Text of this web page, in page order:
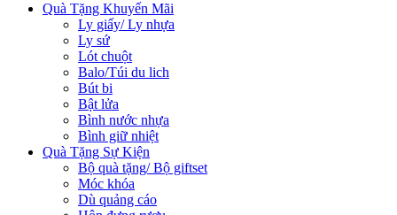
Quà Tặng Khuyến Mãi
Ly giấy/ Ly nhựa
Ly sứ
Lót chuột
Balo/Túi du lich
Bút bi
Bật lửa
Bình nước nhựa
Bình giữ nhiệt
Quà Tặng Sự Kiện
Bộ quà tặng/ Bộ giftset
Móc khóa
Dù quảng cáo